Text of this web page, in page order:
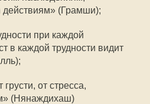
действиям» (Грамши);
при каждой
в каждой трудности видит
от стресса,
(Нянаждихаш)